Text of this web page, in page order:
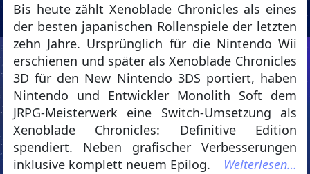
Bis heute zählt Xenoblade Chronicles als eines
der besten japanischen Rollenspiele der letzten
zehn Jahre. Ursprünglich für die Nintendo Wii
erschienen und später als Xenoblade Chronicles
3D für den New Nintendo 3DS portiert, haben
Nintendo und Entwickler Monolith Soft dem
JRPG-Meisterwerk eine Switch-Umsetzung als
Xenoblade Chronicles: Definitive Edition
spendiert. Neben grafischer Verbesserungen
inklusive komplett neuem Epilog.
Weiterlesen…